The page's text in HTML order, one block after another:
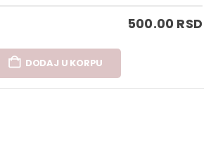
500.00 RSD
DODAJ U KORPU